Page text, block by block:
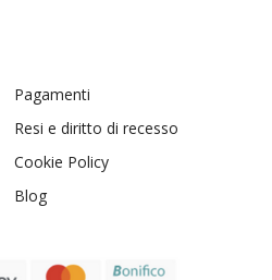
Pagamenti
Resi e diritto di recesso
Cookie Policy
Blog